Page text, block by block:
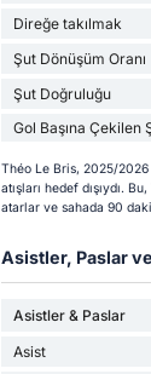
Direğe takılmak
Şut Dönüşüm Oranı
Şut Doğruluğu
Gol Başına Çekilen
Théo Le Bris, 2025/2026
atışları hedef dışıydı.
atarlar ve sahada 90
Asistler, Paslar
Asistler & Paslar
Asist